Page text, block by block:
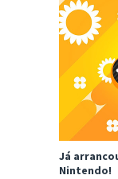
Já
Nintendo!